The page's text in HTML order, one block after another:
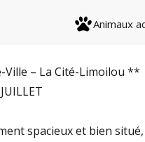
Animaux
– La Cité-Limoilou **
spacieux et bien